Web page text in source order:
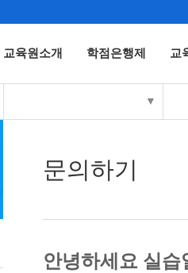
교육원소개 학점은행제 교
▼
문의하기
안녕하세요 실